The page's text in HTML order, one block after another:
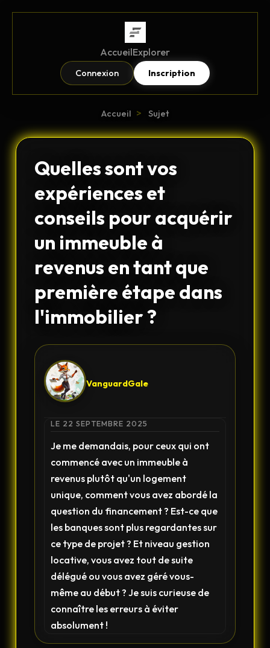
AccueilExplorer
Connexion Inscription
Accueil > Sujet
Quelles sont vos
expériences et
conseils pour acquérir
un immeuble à
revenus en tant que
première étape dans
l'immobilier ?
VanguardGale
LE 22 SEPTEMBRE 2025
Je me demandais, pour ceux qui ont
commencé avec un immeuble à
revenus plutôt qu'un logement
unique, comment vous avez abordé la
question du financement ? Est-ce que
les banques sont plus regardantes sur
ce type de projet ? Et niveau gestion
locative, vous avez tout de suite
délégué ou vous avez géré vous-
même au début ? Je suis curieuse de
connaître les erreurs à éviter
absolument !